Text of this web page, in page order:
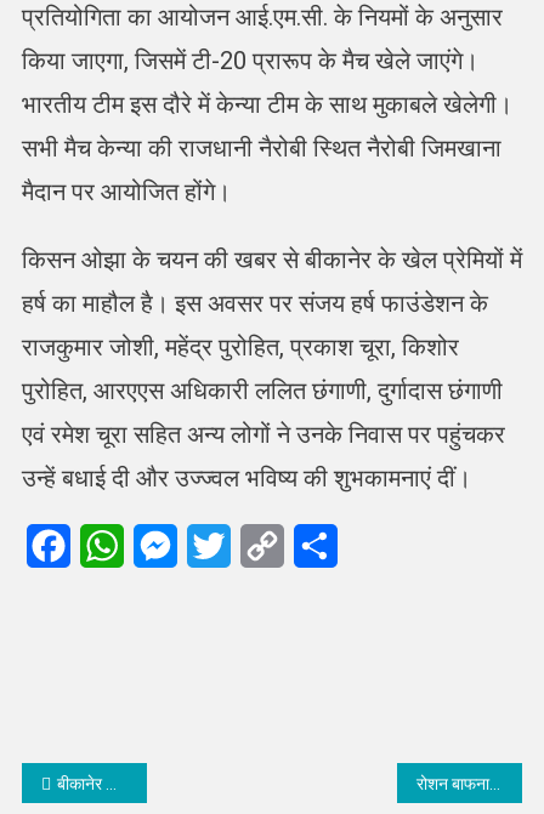
प्रतियोगिता का आयोजन आई.एम.सी. के नियमों के अनुसार
किया जाएगा, जिसमें टी-20 प्रारूप के मैच खेले जाएंगे।
भारतीय टीम इस दौरे में केन्या टीम के साथ मुकाबले खेलेगी।
सभी मैच केन्या की राजधानी नैरोबी स्थित नैरोबी जिमखाना
मैदान पर आयोजित होंगे।
किसन ओझा के चयन की खबर से बीकानेर के खेल प्रेमियों में
हर्ष का माहौल है। इस अवसर पर संजय हर्ष फाउंडेशन के
राजकुमार जोशी, महेंद्र पुरोहित, प्रकाश चूरा, किशोर
पुरोहित, आरएएस अधिकारी ललित छंगाणी, दुर्गादास छंगाणी
एवं रमेश चूरा सहित अन्य लोगों ने उनके निवास पर पहुंचकर
उन्हें बधाई दी और उज्ज्वल भविष्य की शुभकामनाएं दीं।
FacebookWhatsAppMessenger
Twitter
Copy
Post
बीकानेर के प्रशांत पुरोहित को आरयूएचएस ने दी डाॅक्टर ऑफ फिलाॅसोफी की उपाधि रोशन बाफना बने दिव्यांग सेवा संस्थान के अध्यक्ष